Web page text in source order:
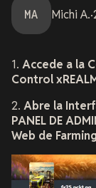
MA Michi A.·
1. Accede a la
Control
2. Abre la
PANEL DE
Web de